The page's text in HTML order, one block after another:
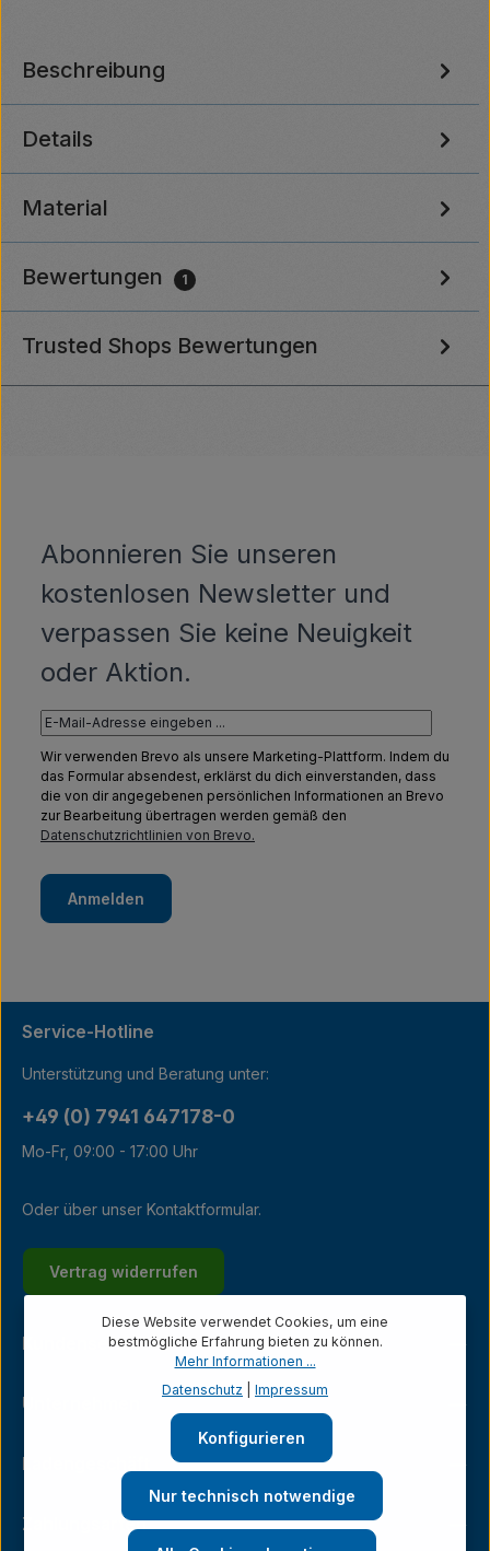
Beschreibung
Details
Material
Bewertungen 1
Trusted Shops Bewertungen
Abonnieren Sie unseren
kostenlosen Newsletter und
verpassen Sie keine Neuigkeit
oder Aktion.
Wir verwenden Brevo als unsere Marketing-Plattform. Indem du
das Formular absendest, erklärst du dich einverstanden, dass
die von dir angegebenen persönlichen Informationen an Brevo
zur Bearbeitung übertragen werden gemäß den
Datenschutzrichtlinien von Brevo.
Anmelden
Service-Hotline
Unterstützung und Beratung unter:
+49 (0) 7941 647178-0
Mo-Fr, 09:00 - 17:00 Uhr
Oder über unser Kontaktformular.
Vertrag widerrufen
Kundenservice
Unternehmen
Ladengeschäft
Zahlungsarten
Diese Website verwendet Cookies, um eine
bestmögliche Erfahrung bieten zu können.
Mehr Informationen ...
Datenschutz
Impressum
Nur technisch notwendige
Konfigurieren